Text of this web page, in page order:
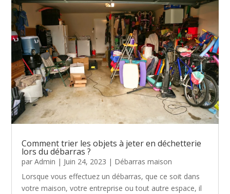
Comment trier les objets à jeter en déchetterie
lors du débarras ?
parAdmin | Juin 24, 2023 | Débarras maison
Lorsque vous effectuez un débarras, que ce soit dans
votre maison, votre entreprise ou tout autre espace, il